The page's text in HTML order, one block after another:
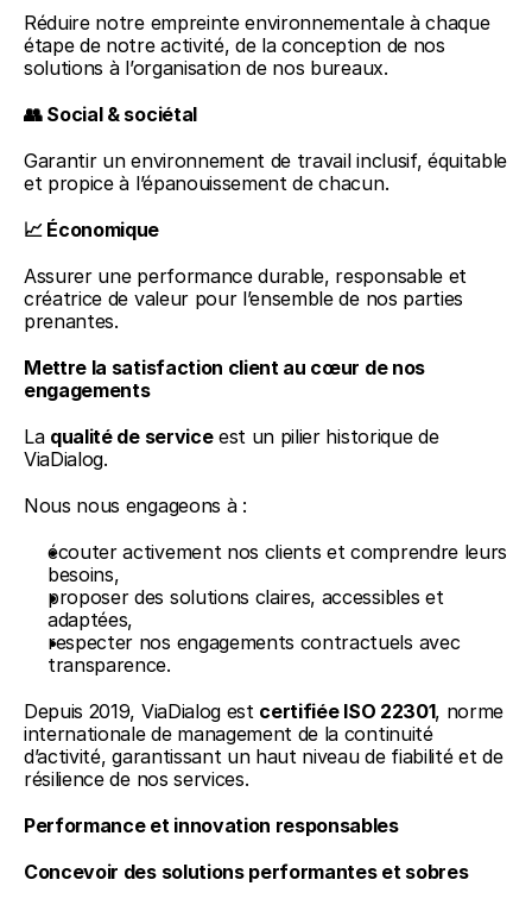
Réduire notre empreinte environnementale à chaque
étape de notre activité, de la conception de nos
solutions à l’organisation de nos bureaux.
👥 Social & sociétal
Garantir un environnement de travail inclusif, équitable
et propice à l’épanouissement de chacun.
📈 Économique
Assurer une performance durable, responsable et
créatrice de valeur pour l’ensemble de nos parties
prenantes.
Mettre la satisfaction client au cœur de nos
engagements
La qualité de service est un pilier historique de
ViaDialog.
Nous nous engageons à :
écouter activement nos clients et comprendre leurs
besoins,
proposer des solutions claires, accessibles et
adaptées,
respecter nos engagements contractuels avec
transparence.
Depuis 2019, ViaDialog est certifiée ISO 22301, norme
internationale de management de la continuité
d’activité, garantissant un haut niveau de fiabilité et de
résilience de nos services.
Performance et innovation responsables
Concevoir des solutions performantes et sobres